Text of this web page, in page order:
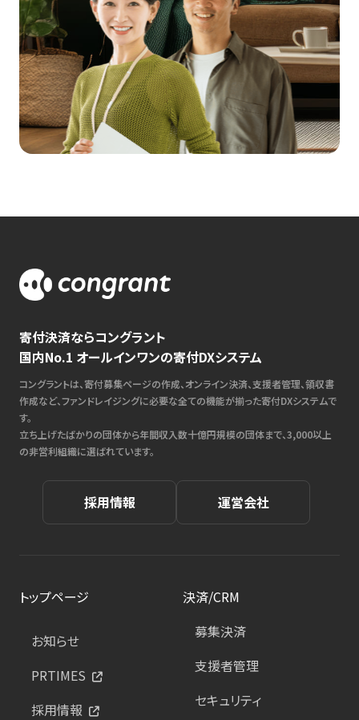
寄付決済ならコングラント
国内No.1 オールインワンの寄付DXシステム
コングラントは、寄付募集ページの作成、オンライン決済、支援者管理、領収書
作成など、ファンドレイジングに必要な全ての機能が揃った寄付DXシステムで
す。
立ち上げたばかりの団体から年間収入数十億円規模の団体まで、3,000以上
の非営利組織に選ばれています。
採用情報 運営会社
トップページ
お知らせ
PRTIMES
採用情報
決済/CRM
募集決済
支援者管理
セキュリティ